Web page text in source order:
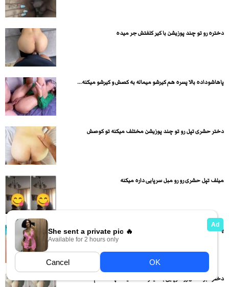
دختره رو تو چند پوزیشن با کیر کلفتش جر میده
پاهاشوداده بالا پسره هم کیرشو میماله به کصش و کیرشو میکنه...
دختر حشری تپل رو تو چند پوزیشن مختلف میکنه تو کوصش
میلف تپل حشری رو رو مبل سرپایی داره میکنه
پلنگ اینستاگرامی لخت شده و بدن نمایی میکنه
دختره برده اش رو سرپایی با دلیدو کلفت میکنه چه محکم...